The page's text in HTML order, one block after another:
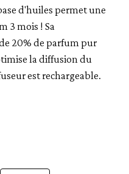
d'huiles permet une
3 mois ! Sa
20% de parfum pur
la diffusion du
est rechargeable.